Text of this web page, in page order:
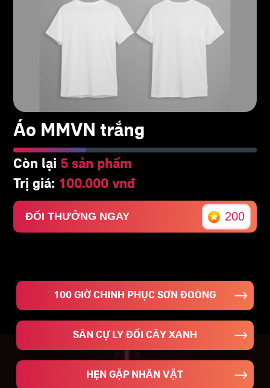
Áo MMVN trắng
Còn lại 5 sản phẩm
Trị giá: 100.000 vnđ
ĐỔI THƯỞNG NGAY 200
100 GIỜ CHINH PHỤC SƠN ĐOÒNG
SĂN CỰ LY ĐỔI CÂY XANH
HẸN GẶP NHÂN VẬT